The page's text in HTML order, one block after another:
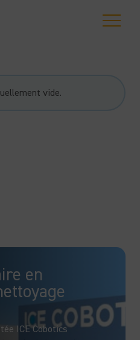
vide.
en
ICE Cobotics